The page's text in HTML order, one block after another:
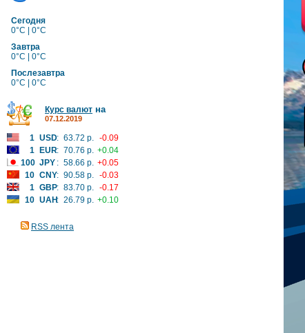
Сегодня
0°C | 0°C
Завтра
0°C | 0°C
Послезавтра
0°C | 0°C
Курс валют на
07.12.2019
1 USD: 63.72 р. -0.09
1
EUR: 70.76 р. +0.04
100 JPY : 58.66 р. +0.05
10 CNY: 90.58 р. -0.03
1 GBP: 83.70 р. -0.17
10 UAH: 26.79 р. +0.10
RSS лента